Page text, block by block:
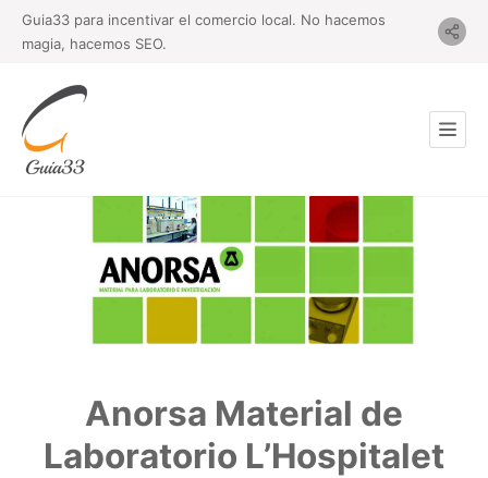
Guia33 para incentivar el comercio local. No hacemos
magia, hacemos SEO.
Anorsa Material de
Laboratorio L’Hospitalet